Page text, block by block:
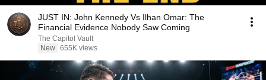
JUST IN: John Kennedy Vs Ilhan Omar: The
Financial Evidence Nobody Saw Coming
The Capitol Vault
New 655K views